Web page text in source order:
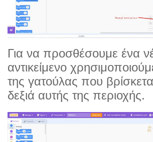
Για να προσθέσουμε ένα
αντικείμενο
της γατούλας που
δεξιά αυτής της περιοχής.